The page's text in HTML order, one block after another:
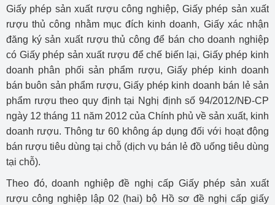
Giấy phép sản xuất rượu công nghiệp, Giấy phép sản xuất
rượu thủ công nhằm mục đích kinh doanh, Giấy xác nhận
đăng ký sản xuất rượu thủ công để bán cho doanh nghiệp
có Giấy phép sản xuất rượu để chế biến lại, Giấy phép kinh
doanh phân phối sản phẩm rượu, Giấy phép kinh doanh
bán buôn sản phẩm rượu, Giấy phép kinh doanh bán lẻ sản
phẩm rượu theo quy định tại Nghị định số 94/2012/NĐ-CP
ngày 12 tháng 11 năm 2012 của Chính phủ về sản xuất, kinh
doanh rượu. Thông tư 60 không áp dụng đối với hoạt động
bán rượu tiêu dùng tại chỗ (dịch vụ bán lẻ đồ uống tiêu dùng
tại chỗ).
Theo đó, doanh nghiệp đề nghị cấp Giấy phép sản xuất
rượu công nghiệp lập 02 (hai) bộ Hồ sơ đề nghị cấp giấy